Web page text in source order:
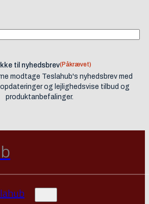
til nyhedsbrev(Påkrævet)
modtage Teslahub's nyhedsbrev med
og lejlighedsvise tilbud og
produktanbefalinger.